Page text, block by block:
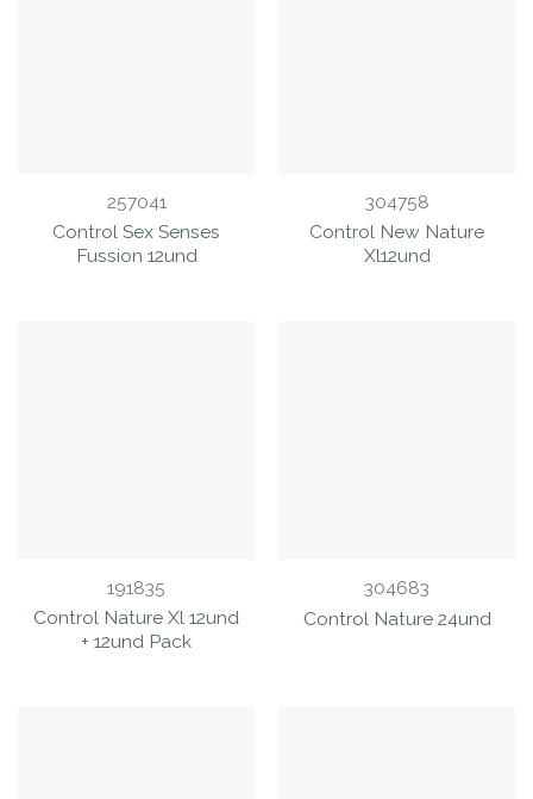
257041
Control Sex Senses
Fussion 12und
304758
Control New Nature
Xl12und
191835
Control Nature Xl 12und
+ 12und Pack
304683
Control Nature 24und